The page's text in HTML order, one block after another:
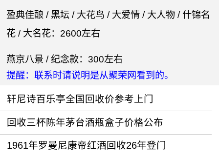
盈典佳酿 / 黑坛 / 大花鸟 / 大爱情 / 大人物 / 什锦名
花 / 大名花：2600左右
燕京八景 / 纪念款：300左右
提醒：联系时请说明是从聚荣网看到的。
轩尼诗百乐亭全国回收价参考上门
回收三杯陈年茅台酒瓶盒子价格公布
1961年罗曼尼康帝红酒回收26年登门